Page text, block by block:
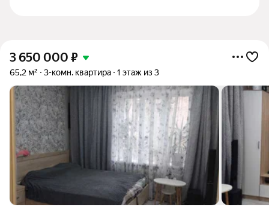
3 650 000 ₽
65,2 м² 3-комн. квартира 1 этаж из 3